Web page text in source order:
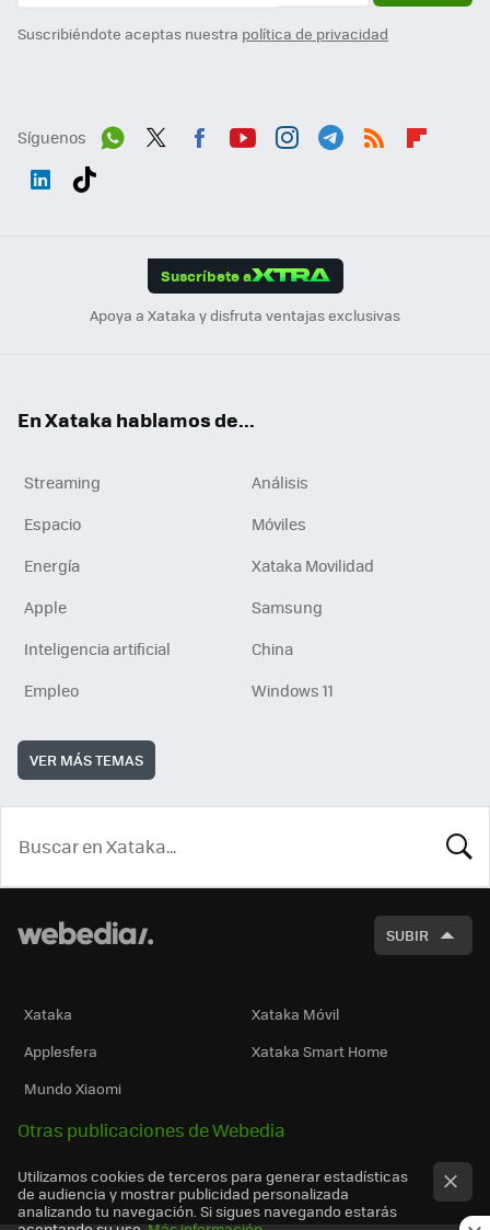
Suscribiéndote aceptas nuestra política de privacidad
Síguenos
Suscríbete a
Apoya a Xataka y disfruta ventajas exclusivas
En Xataka hablamos de...
Streaming
Análisis
Espacio
Móviles
Energía
Xataka Movilidad
Apple
Samsung
Inteligencia artificial
China
Empleo
Windows 11
VER MÁS TEMAS
SUBIR
Xataka
Xataka Móvil
Applesfera
Xataka Smart Home
Mundo Xiaomi
Otras publicaciones de Webedia
Utilizamos cookies de terceros para generar estadísticas
de audiencia y mostrar publicidad personalizada
analizando tu navegación. Si sigues navegando estarás